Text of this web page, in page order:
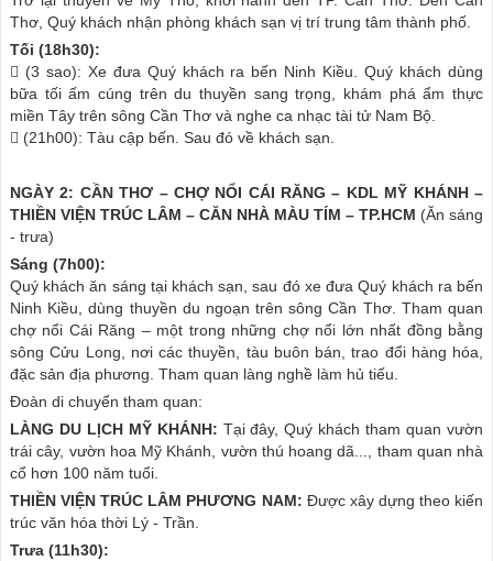
Thơ, Quý khách nhận phòng khách sạn vị trí trung tâm thành phố.
Tối (18h30):
 (3 sao): Xe đưa Quý khách ra bến Ninh Kiều. Quý khách dùng
bữa tối ấm cúng trên du thuyền sang trọng, khám phá ẩm thực
miền Tây trên sông Cần Thơ và nghe ca nhạc tài tử Nam Bộ.
 (21h00): Tàu cập bến. Sau đó về khách sạn.
NGÀY 2: CẦN THƠ – CHỢ NỔI CÁI RĂNG – KDL MỸ KHÁNH –
THIỀN VIỆN TRÚC LÂM – CĂN NHÀ MÀU TÍM – TP.HCM (Ăn sáng
- trưa)
Sáng (7h00):
Quý khách ăn sáng tại khách sạn, sau đó xe đưa Quý khách ra bến
Ninh Kiều, dùng thuyền du ngoạn trên sông Cần Thơ. Tham quan
chợ nổi Cái Răng – một trong những chợ nổi lớn nhất đồng bằng
sông Cửu Long, nơi các thuyền, tàu buôn bán, trao đổi hàng hóa,
đặc sản địa phương. Tham quan làng nghề làm hủ tiếu.
Đoàn di chuyển tham quan:
LÀNG DU LỊCH MỸ KHÁNH: Tại đây, Quý khách tham quan vườn
trái cây, vườn hoa Mỹ Khánh, vườn thú hoang dã..., tham quan nhà
cổ hơn 100 năm tuổi.
THIỀN VIỆN TRÚC LÂM PHƯƠNG NAM: Được xây dựng theo kiến
trúc văn hóa thời Lý - Trần.
Trưa (11h30):